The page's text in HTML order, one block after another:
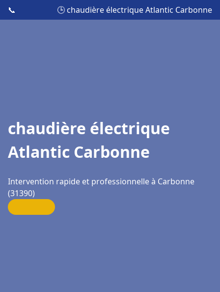
📞 🕒 chaudière électrique Atlantic Carbonne
chaudière électrique
Atlantic Carbonne
Intervention rapide et professionnelle à Carbonne
(31390)